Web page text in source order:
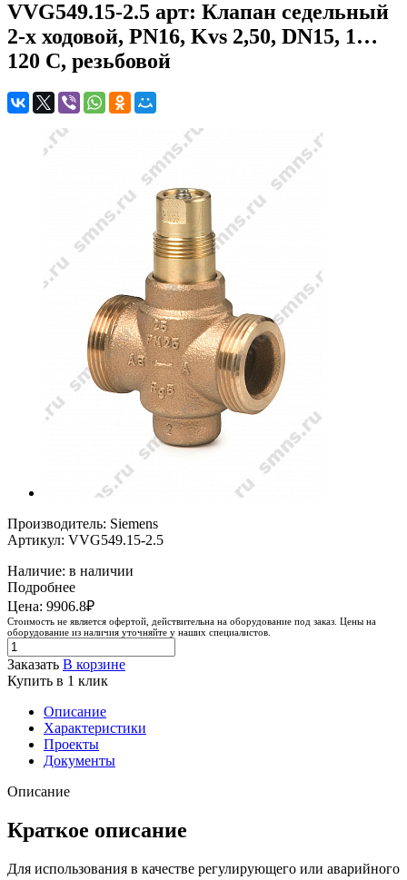
VVG549.15-2.5 арт: Клапан седельный
2-х ходовой, PN16, Kvs 2,50, DN15, 1…
120 C, резьбовой
Производитель: Siemens
Артикул: VVG549.15-2.5
Наличие: в наличии
Подробнее
Цена: 9906.8₽
Стоимость не является офертой, действительна на оборудование под заказ. Цены на
оборудование из наличия уточняйте у наших специалистов.
Заказать В корзине
Купить в 1 клик
Описание
Характеристики
Проекты
Документы
Описание
Краткое описание
Для использования в качестве регулирующего или аварийного